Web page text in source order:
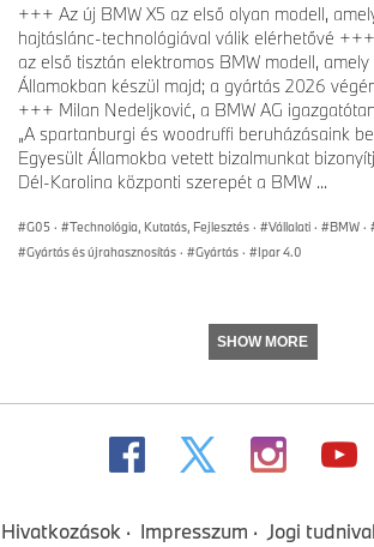
+++ Az új BMW X5 az első olyan modell,
hajtáslánc-technológiával válik elérhetővé
az első tisztán elektromos BMW modell,
Államokban készül majd; a gyártás 2026
+++ Milan Nedeljković, a BMW AG
„A spartanburgi és woodruffi beruházásaink
Egyesült Államokba vetett bizalmunkat
Dél-Karolina központi szerepét a BMW ...
G05 · Technológia, Kutatás, Fejlesztés · Vállalati · BMW ·
Gyártás és újrahasznosítás · Gyártás · Ipar 4.0
SHOW MORE
Hivatkozások Impresszum Jogi